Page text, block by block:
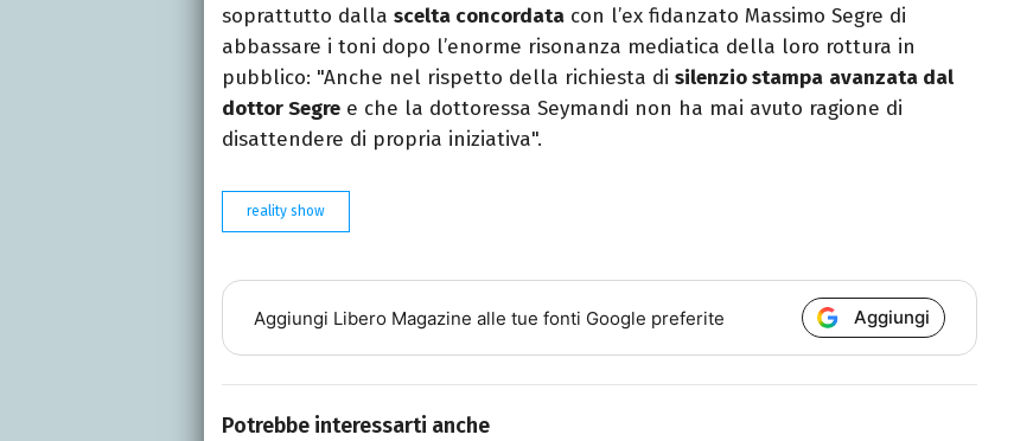
soprattutto dalla scelta concordata con l’ex fidanzato Massimo Segre di
abbassare i toni dopo l’enorme risonanza mediatica della loro rottura in
pubblico: "Anche nel rispetto della richiesta di silenzio stampa avanzata dal
dottor Segre e che la dottoressa Seymandi non ha mai avuto ragione di
disattendere di propria iniziativa".
reality show
Aggiungi Libero Magazine alle tue fonti Google preferite Aggiungi
Potrebbe interessarti anche